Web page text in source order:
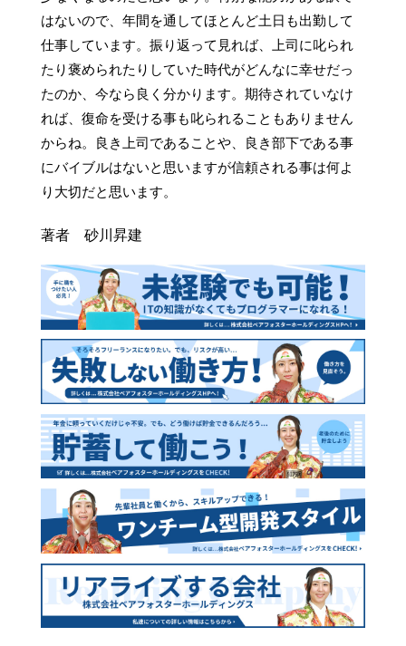
はないので、年間を通してほとんど土日も出勤して
仕事しています。振り返って見れば、上司に叱られ
たり褒められたりしていた時代がどんなに幸せだっ
たのか、今なら良く分かります。期待されていなけ
れば、復命を受ける事も叱られることもありません
からね。良き上司であることや、良き部下である事
にバイブルはないと思いますが信頼される事は何よ
り大切だと思います。
著者 砂川昇建